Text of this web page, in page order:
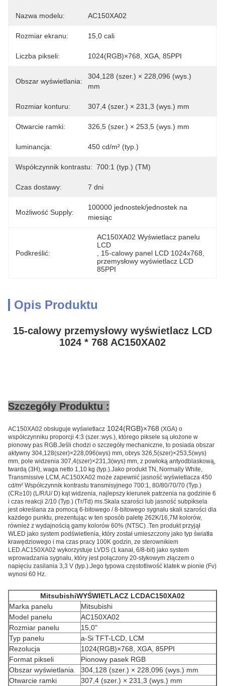
Nazwa modelu: AC150XA02
Rozmiar ekranu: 15,0 cali
Liczba pikseli: 1024(RGB)×768, XGA, 85PPI
Obszar wyświetlania:
304,128 (szer.) × 228,096 (wys.)
mm
Rozmiar konturu: 307,4 (szer.) × 231,3 (wys.) mm
Otwarcie ramki: 326,5 (szer.) × 253,5 (wys.) mm
luminancja: 450 cd/m² (typ.)
Współczynnik kontrastu: 700:1 (typ.) (TM)
Czas dostawy: 7 dni
Możliwość Supply:
100000 jednostek/jednostek na
miesiąc
Podkreślić:
AC150XA02 Wyświetlacz panelu
LCD
15-calowy panel LCD 1024x768
przemysłowy wyświetlacz LCD
85PPI
Opis Produktu
15-calowy przemysłowy wyświetlacz LCD
1024 * 768 AC150XA02
Szczegóły Produktu :
AC150XA02 obsługuje wyświetlacz 1024(RGB)×768 (XGA) o
współczynniku proporcji 4:3 (szer.:wys.), którego piksele są ułożone w
pionowy pas RGB.Jeśli chodzi o szczegóły mechaniczne, to posiada obszar
aktywny 304,128(szer)×228,096(wys) mm, obrys 326,5(szer)×253,5(wys)
mm, pole widzenia 307,4(szer)×231,3(wys) mm, z powłoką antyodblaskową,
twardą (3H), waga netto 1,10 kg (typ.).Jako produkt TN, Normally White,
Transmissive LCM, AC150XA02 może zapewnić jasność wyświetlacza 450
cd/m² Współczynnik kontrastu transmisyjnego 700:1, 80/80/70/70 (Typ.)
(CR≥10) (L/R/U/ D) kąt widzenia, najlepszy kierunek patrzenia na godzinie 6
i czas reakcji 2/10 (Typ.) (Tr/Td) ms.Skala szarości lub jasność subpiksela
jest określana za pomocą 6-bitowego / 8-bitowego sygnału skali szarości dla
każdego punktu, prezentując w ten sposób paletę 262K/16,7M kolorów,
również z wydajnością gamy kolorów 60% (NTSC) .Ten produkt przyjął
WLED jako system podświetlenia, który został umieszczony jako typ światła
krawędziowego i ma czas pracy 100K godzin, ze sterownikiem
LED.AC150XA02 wykorzystuje LVDS (1 kanał, 6/8-bit) jako system
wprowadzania sygnału, który jest połączony 20-stykowym złączem o
napięciu zasilania 3,3 V (typ.).Jego typowa częstotliwość klatek w pionie (Fv)
wynosi 60 Hz.
MitsubishiWYŚWIETLACZ LCDAC150XA02
Marka panelu
Mitsubishi
Model panelu
AC150XA02
Rozmiar panelu
15,0"
Typ panelu
a-Si TFT-LCD, LCM
Rezolucja
1024(RGB)×768, XGA, 85PPI
Format pikseli
Pionowy pasek RGB
Obszar wyświetlania
304,128 (szer.) × 228,096 (wys.) mm
Otwarcie ramki
307,4 (szer.) × 231,3 (wys.) mm